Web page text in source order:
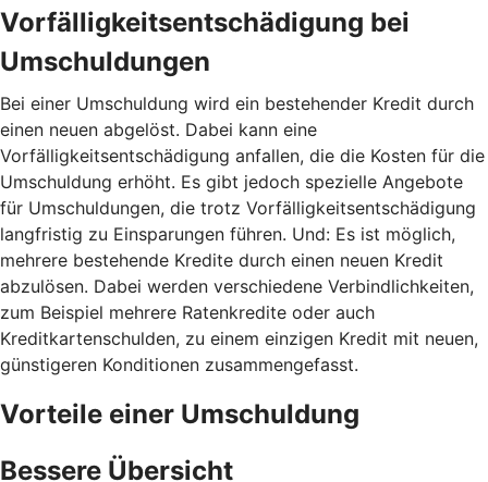
Vorfälligkeitsentschädigung bei
Umschuldungen
Bei einer Umschuldung wird ein bestehender Kredit durch
einen neuen abgelöst. Dabei kann eine
Vorfälligkeitsentschädigung anfallen, die die Kosten für die
Umschuldung erhöht. Es gibt jedoch spezielle Angebote
für Umschuldungen, die trotz Vorfälligkeitsentschädigung
langfristig zu Einsparungen führen. Und: Es ist möglich,
mehrere bestehende Kredite durch einen neuen Kredit
abzulösen. Dabei werden verschiedene Verbindlichkeiten,
zum Beispiel mehrere Ratenkredite oder auch
Kreditkartenschulden, zu einem einzigen Kredit mit neuen,
günstigeren Konditionen zusammengefasst.
Vorteile einer Umschuldung
Bessere Übersicht